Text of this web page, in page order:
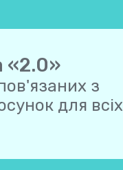
«2.0»
з
для всіх